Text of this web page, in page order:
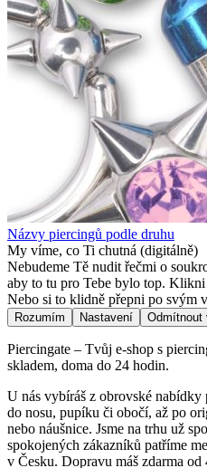
Názvy piercingů podle druhu
My víme, co Ti chutná (digitálně)
Nebudeme Tě nudit řečmi o
aby to tu pro Tebe bylo top. Klikni
Nebo si to klidně přepni po svým v
Rozumím Nastavení Odmítnout
Piercingate – Tvůj e-shop s
skladem, doma do 24 hodin.
U nás vybíráš z obrovské
do nosu, pupíku či obočí, až po
nebo náušnice. Jsme na trhu už
spokojených zákazníků patříme
v Česku. Dopravu máš zdarma